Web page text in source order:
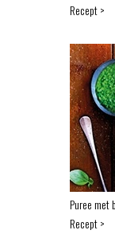
Recept >
Puree met
Recept >